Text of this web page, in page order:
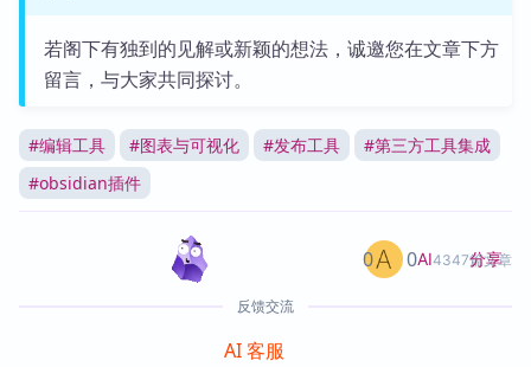
若阁下有独到的见解或新颖的想法，诚邀您在文章下方
留言，与大家共同探讨。
#编辑工具 #图表与可视化 #发布工具 #第三方工具集成
#obsidian插件
AI4347篇文章
0 0 分享
反馈交流
AI 客服